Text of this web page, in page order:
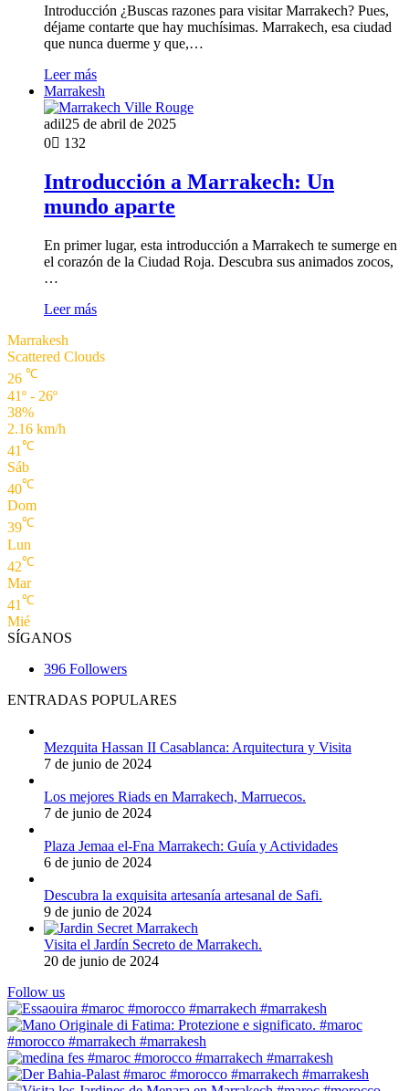
Introducción ¿Buscas razones para visitar Marrakech? Pues,
déjame contarte que hay muchísimas. Marrakech, esa ciudad
que nunca duerme y que,…
Leer más
Marrakesh
adil25 de abril de 2025
0
132
Introducción a Marrakech: Un
mundo aparte
En primer lugar, esta introducción a Marrakech te sumerge en
el corazón de la Ciudad Roja. Descubra sus animados zocos,
…
Leer más
Marrakesh
Scattered Clouds
26 ℃
41º - 26º
38%
2.16 km/h
41 ℃
Sáb
40℃
Dom
39℃
Lun
42℃
Mar
41 ℃
Mié
SÍGANOS
396 Followers
ENTRADAS POPULARES
Mezquita Hassan II Casablanca: Arquitectura y Visita
7 de junio de 2024
Los mejores Riads en Marrakech, Marruecos.
7 de junio de 2024
Plaza Jemaa el-Fna Marrakech: Guía y Actividades
6 de junio de 2024
Descubra la exquisita artesanía artesanal de Safi.
9 de junio de 2024
Visita el Jardín Secreto de Marrakech.
20 de junio de 2024
Follow us